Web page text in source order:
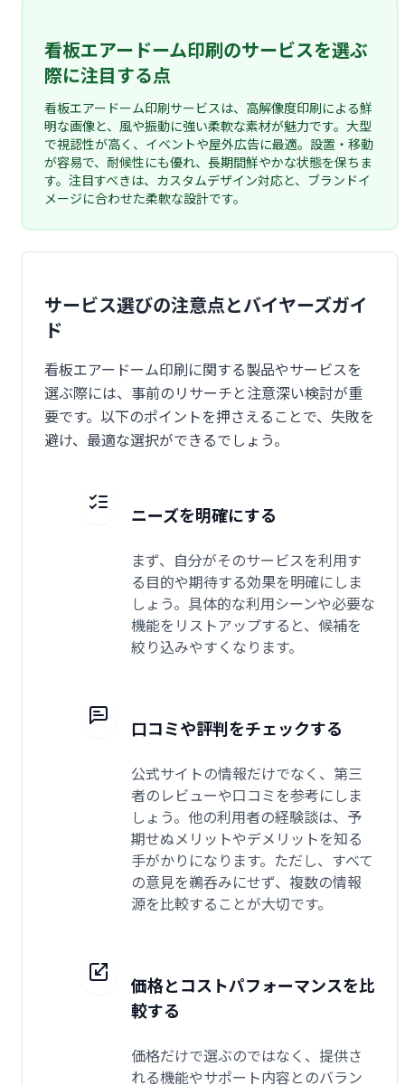
看板エアードーム印刷のサービスを選ぶ
際に注目する点
看板エアードーム印刷サービスは、高解像度印刷による鮮
明な画像と、風や振動に強い柔軟な素材が魅力です。大型
で視認性が高く、イベントや屋外広告に最適。設置・移動
が容易で、耐候性にも優れ、長期間鮮やかな状態を保ちま
す。注目すべきは、カスタムデザイン対応と、ブランドイ
メージに合わせた柔軟な設計です。
サービス選びの注意点とバイヤーズガイ
ド
看板エアードーム印刷に関する製品やサービスを
選ぶ際には、事前のリサーチと注意深い検討が重
要です。以下のポイントを押さえることで、失敗を
避け、最適な選択ができるでしょう。
ニーズを明確にする
まず、自分がそのサービスを利用す
る目的や期待する効果を明確にしま
しょう。具体的な利用シーンや必要な
機能をリストアップすると、候補を
絞り込みやすくなります。
口コミや評判をチェックする
公式サイトの情報だけでなく、第三
者のレビューや口コミを参考にしま
しょう。他の利用者の経験談は、予
期せぬメリットやデメリットを知る
手がかりになります。ただし、すべて
の意見を鵜呑みにせず、複数の情報
源を比較することが大切です。
価格とコストパフォーマンスを比
較する
価格だけで選ぶのではなく、提供さ
れる機能やサポート内容とのバラン